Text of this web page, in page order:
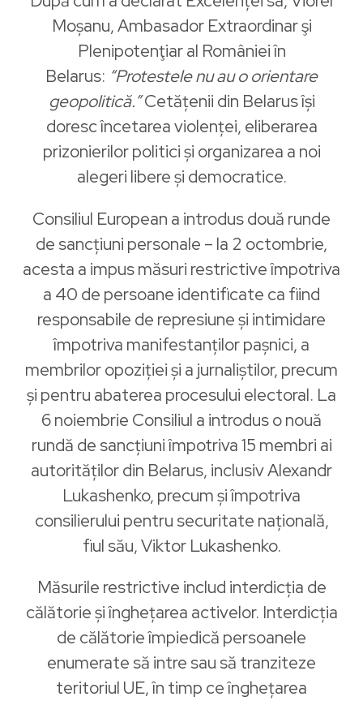
Moșanu, Ambasador Extraordinar şi
Plenipotenţiar al României în
Belarus: “Protestele nu au o orientare
geopolitică.”Cetățenii din Belarus își
doresc încetarea violenței, eliberarea
prizonierilor politici și organizarea a noi
alegeri libere și democratice.
Consiliul European a introdus două runde
de sancțiuni personale – la 2 octombrie,
acesta a impus măsuri restrictive împotriva
a 40 de persoane identificate ca fiind
responsabile de represiune și intimidare
împotriva manifestanților pașnici, a
membrilor opoziției și a jurnaliștilor, precum
și pentru abaterea procesului electoral. La
6 noiembrie Consiliul a introdus o nouă
rundă de sancțiuni împotriva 15 membri ai
autorităților din Belarus, inclusiv Alexandr
Lukashenko, precum și împotriva
consilierului pentru securitate națională,
fiul său, Viktor Lukashenko.
Măsurile restrictive includ interdicția de
călătorie și înghețarea activelor. Interdicția
de călătorie împiedică persoanele
enumerate să intre sau să tranziteze
teritoriul UE, în timp ce înghețarea